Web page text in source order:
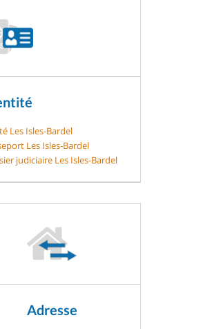
Les Isles-Bardel
Les Isles-Bardel
judiciaire Les Isles-Bardel
Adresse